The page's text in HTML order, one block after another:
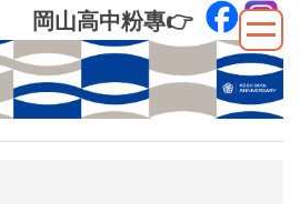
岡山高中粉專👉